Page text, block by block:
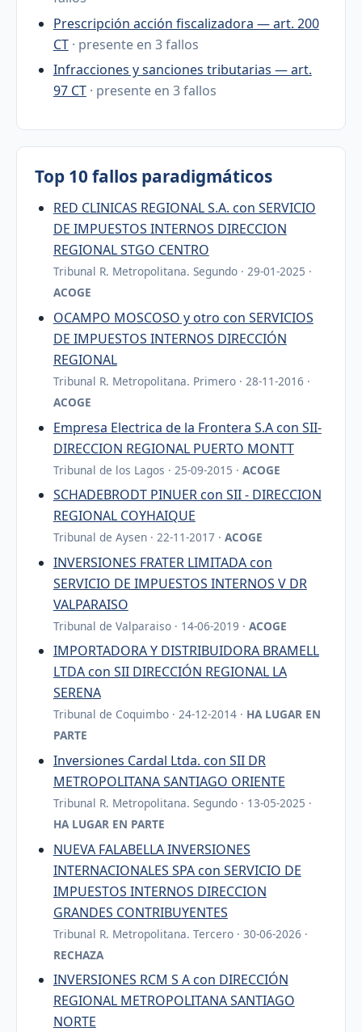
Prescripción acción fiscalizadora — art. 200
CT · presente en 3 fallos
Infracciones y sanciones tributarias — art.
97 CT · presente en 3 fallos
Top 10 fallos paradigmáticos
RED CLINICAS REGIONAL S.A. con SERVICIO
DE IMPUESTOS INTERNOS DIRECCION
REGIONAL STGO CENTRO
Tribunal R. Metropolitana. Segundo · 29-01-2025 ·
ACOGE
OCAMPO MOSCOSO y otro con SERVICIOS
DE IMPUESTOS INTERNOS DIRECCIÓN
REGIONAL
Tribunal R. Metropolitana. Primero · 28-11-2016 ·
ACOGE
Empresa Electrica de la Frontera S.A con SII-
DIRECCION REGIONAL PUERTO MONTT
Tribunal de los Lagos · 25-09-2015 · ACOGE
SCHADEBRODT PINUER con SII - DIRECCION
REGIONAL COYHAIQUE
Tribunal de Aysen · 22-11-2017 · ACOGE
INVERSIONES FRATER LIMITADA con
SERVICIO DE IMPUESTOS INTERNOS V DR
VALPARAISO
Tribunal de Valparaiso · 14-06-2019 · ACOGE
IMPORTADORA Y DISTRIBUIDORA BRAMELL
LTDA con SII DIRECCIÓN REGIONAL LA
SERENA
Tribunal de Coquimbo · 24-12-2014 · HA LUGAR EN
PARTE
Inversiones Cardal Ltda. con SII DR
METROPOLITANA SANTIAGO ORIENTE
Tribunal R. Metropolitana. Segundo · 13-05-2025 ·
HA LUGAR EN PARTE
NUEVA FALABELLA INVERSIONES
INTERNACIONALES SPA con SERVICIO DE
IMPUESTOS INTERNOS DIRECCION
GRANDES CONTRIBUYENTES
Tribunal R. Metropolitana. Tercero · 30-06-2026 ·
RECHAZA
INVERSIONES RCM S A con DIRECCIÓN
REGIONAL METROPOLITANA SANTIAGO
NORTE